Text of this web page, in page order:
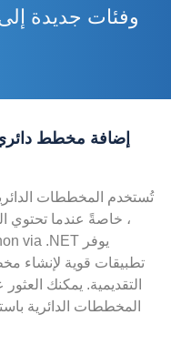
وفئات جديدة
تُستخدم المخططات
، خاصةً عندما تحتوي
التقديمية. يمكنك